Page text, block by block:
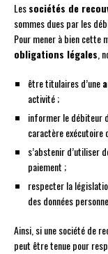
Lessociétés de
sommes dues par les
Pour mener à bien cette
obligations légales,
être titulaires d’une
activité ;
informer le débiteur
caractère
s’abstenir d’utiliser
paiement ;
respecter la
des données
Ainsi, si une société de
peut être tenue pour